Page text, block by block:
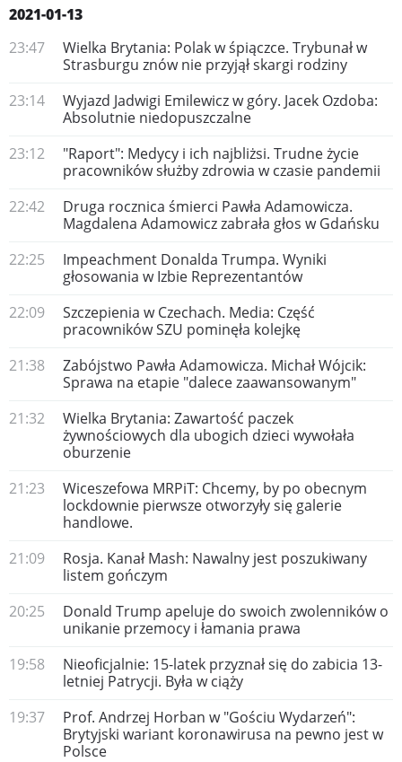
2021-01-13
23:47
Wielka Brytania: Polak w śpiączce. Trybunał w
Strasburgu znów nie przyjął skargi rodziny
23:14
Wyjazd Jadwigi Emilewicz w góry. Jacek Ozdoba:
Absolutnie niedopuszczalne
23:12
"Raport": Medycy i ich najbliżsi. Trudne życie
pracowników służby zdrowia w czasie pandemii
22:42
Druga rocznica śmierci Pawła Adamowicza.
Magdalena Adamowicz zabrała głos w Gdańsku
22:25
Impeachment Donalda Trumpa. Wyniki
głosowania w Izbie Reprezentantów
22:09
Szczepienia w Czechach. Media: Część
pracowników SZU pominęła kolejkę
21:38
Zabójstwo Pawła Adamowicza. Michał Wójcik:
Sprawa na etapie "dalece zaawansowanym"
21:32
Wielka Brytania: Zawartość paczek
żywnościowych dla ubogich dzieci wywołała
oburzenie
21:23
Wiceszefowa MRPiT: Chcemy, by po obecnym
lockdownie pierwsze otworzyły się galerie
handlowe.
21:09
Rosja. Kanał Mash: Nawalny jest poszukiwany
listem gończym
20:25
Donald Trump apeluje do swoich zwolenników o
unikanie przemocy i łamania prawa
19:58
Nieoficjalnie: 15-latek przyznał się do zabicia 13-
letniej Patrycji. Była w ciąży
19:37
Prof. Andrzej Horban w "Gościu Wydarzeń":
Brytyjski wariant koronawirusa na pewno jest w
Polsce